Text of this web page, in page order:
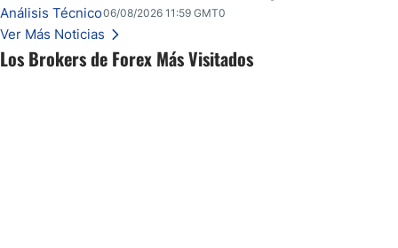
Los Brokers de Forex Más Visitados
Una reducción de tasas por parte del banco central de Brasil y unas elecciones
inminentes están remodelando silenciosamente un rango familiar del USD/BRL.
Esto es lo que los traders están observando a continuación.
Análisis Técnico06/08/2026 11:59 GMT0
Ver Más Noticias